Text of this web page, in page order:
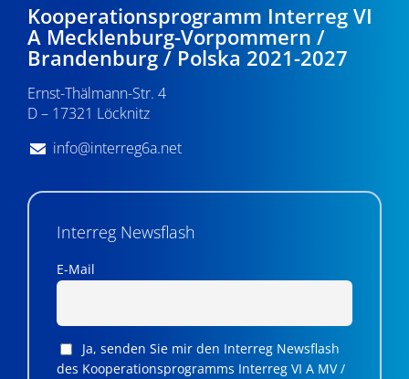
Kooperationsprogramm Interreg VI
A Mecklenburg-Vorpommern /
Brandenburg / Polska 2021-2027
Ernst-Thälmann-Str. 4
D – 17321 Löcknitz
info@interreg6a.net
Interreg Newsflash
E-Mail
Ja, senden Sie mir den Interreg Newsflash
des Kooperationsprogramms Interreg VI A MV /